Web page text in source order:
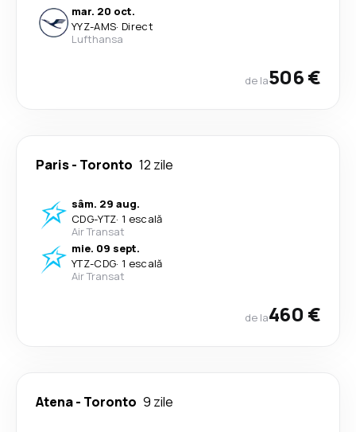
mar. 20 oct.
YYZ-AMS· Direct
Lufthansa
de la506 €
Paris- Toronto 12 zile
sâm. 29 aug.
CDG-YTZ· 1 escală
Air Transat
mie. 09 sept.
YTZ-CDG· 1 escală
Air Transat
de la460 €
Atena- Toronto 9 zile